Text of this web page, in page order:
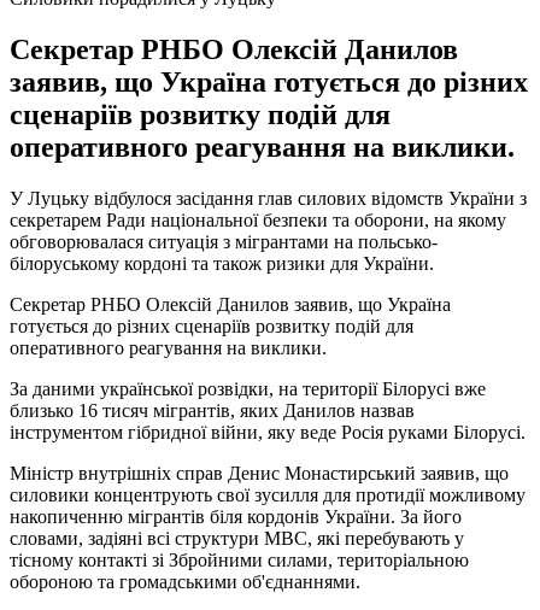
Секретар РНБО Олексій Данилов
заявив, що Україна готується до різних
сценаріїв розвитку подій для
оперативного реагування на виклики.
У Луцьку відбулося засідання глав силових відомств України з
секретарем Ради національної безпеки та оборони, на якому
обговорювалася ситуація з мігрантами на польсько-
білоруському кордоні та також ризики для України.
Секретар РНБО Олексій Данилов заявив, що Україна
готується до різних сценаріїв розвитку подій для
оперативного реагування на виклики.
За даними української розвідки, на території Білорусі вже
близько 16 тисяч мігрантів, яких Данилов назвав
інструментом гібридної війни, яку веде Росія руками Білорусі.
Міністр внутрішніх справ Денис Монастирський заявив, що
силовики концентрують свої зусилля для протидії можливому
накопиченню мігрантів біля кордонів України. За його
словами, задіяні всі структури МВС, які перебувають у
тісному контакті зі Збройними силами, територіальною
обороною та громадськими об'єднаннями.